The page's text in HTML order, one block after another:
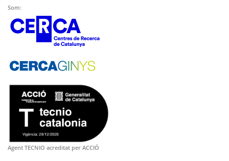
Som:
Agent TECNIO acreditat per ACCIÓ